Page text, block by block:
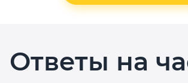
Ответы на